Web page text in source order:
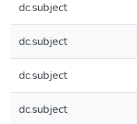
dc.subject
dc.subject
dc.subject
dc.subject